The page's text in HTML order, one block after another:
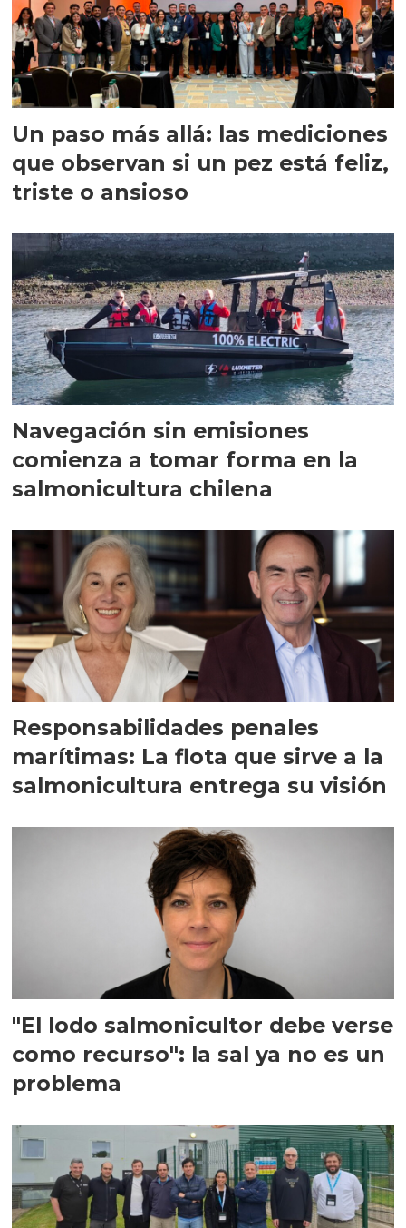
Un paso más allá: las mediciones
que observan si un pez está feliz,
triste o ansioso
Navegación sin emisiones
comienza a tomar forma en la
salmonicultura chilena
Responsabilidades penales
marítimas: La flota que sirve a la
salmonicultura entrega su visión
"El lodo salmonicultor debe verse
como recurso": la sal ya no es un
problema